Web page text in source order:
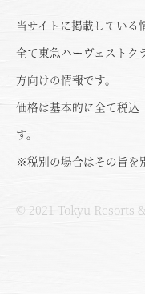
当サイトに掲載している
全て東急ハーヴェストク
方向けの情報です。
価格は基本的に全て税込
す。
※税別の場合はその旨を
© 2021 Tokyu Resorts